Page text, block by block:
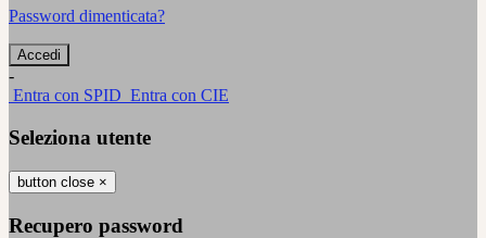
Password dimenticata?
-
Entra con SPID Entra con CIE
Seleziona utente
button close ×
Recupero password